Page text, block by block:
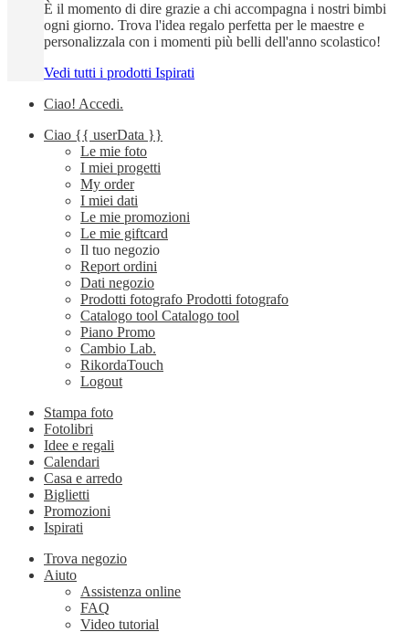
È il momento di dire grazie a chi accompagna i nostri bimbi
ogni giorno. Trova l'idea regalo perfetta per le maestre e
personalizzala con i momenti più belli dell'anno scolastico!
Vedi tutti i prodotti Ispirati
Ciao! Accedi.
Ciao {{ userData }}
Le mie foto
I miei progetti
My order
I miei dati
Le mie promozioni
Le mie giftcard
Il tuo negozio
Report ordini
Dati negozio
Prodotti fotografo Prodotti fotografo
Catalogo tool Catalogo tool
Piano Promo
Cambio Lab.
RikordaTouch
Logout
Stampa foto
Fotolibri
Idee e regali
Calendari
Casa e arredo
Biglietti
Promozioni
Ispirati
Trova negozio
Aiuto
Assistenza online
FAQ
Video tutorial